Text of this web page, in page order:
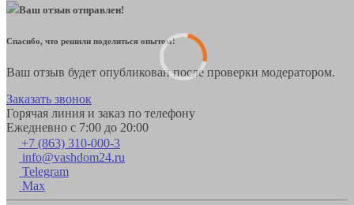
Ваш отзыв отправлен!
Спасибо, что решили поделиться опытом!
Ваш отзыв будет опубликован после проверки модератором.
Заказать звонок
Горячая линия и заказ по телефону
Ежедневно с 7:00 до 20:00
+7 (863) 310-000-3
info@vashdom24.ru
Telegram
Max